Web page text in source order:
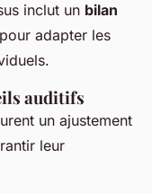
inclut un bilan
adapter les
auditifs
un ajustement
leur